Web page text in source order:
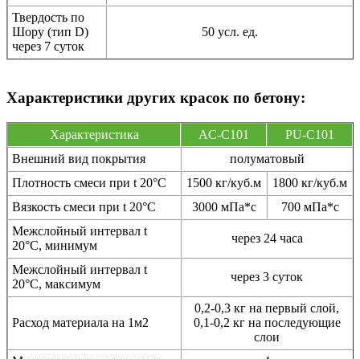
Твердость по
Шору (тип D)
через 7 суток
50 усл. ед.
Характеристики других красок по бетону:
Характеристика AC-C101
PU-C101
Внешний вид покрытия
полуматовый
Плотность смеси при t 20°C
1500 кг/куб.м
1800 кг/куб.м
Вязкость смеси при t 20°С
3000 мПа*с
700 мПа*с
Межслойный интервал t
20°С, минимум
через 24 часа
Межслойный интервал t
20°С, максимум
через 3 суток
Расход материала на 1м2
0,2-0,3 кг на первый слой,
0,1-0,2 кг на последующие
слои